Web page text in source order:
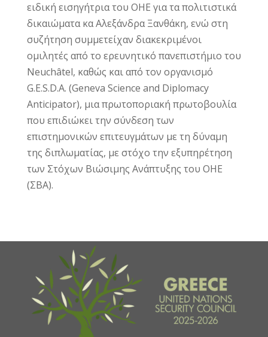
ειδική εισηγήτρια του ΟΗΕ για τα πολιτιστικά
δικαιώματα κα Αλεξάνδρα Ξανθάκη, ενώ στη
συζήτηση συμμετείχαν διακεκριμένοι
ομιλητές από το ερευνητικό πανεπιστήμιο του
Neuchâtel, καθώς και από τον οργανισμό
G.E.S.D.A. (Geneva Science and Diplomacy
Anticipator), μια πρωτοποριακή πρωτοβουλία
που επιδιώκει την σύνδεση των
επιστημονικών επιτευγμάτων με τη δύναμη
της διπλωματίας, με στόχο την εξυπηρέτηση
των Στόχων Βιώσιμης Ανάπτυξης του ΟΗΕ
(ΣΒΑ).